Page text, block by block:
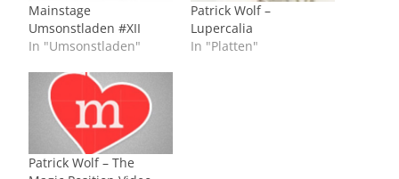
Mainstage
Umsonstladen #XII
In "Umsonstladen"
Patrick Wolf –
Lupercalia
In "Platten"
Patrick Wolf – The